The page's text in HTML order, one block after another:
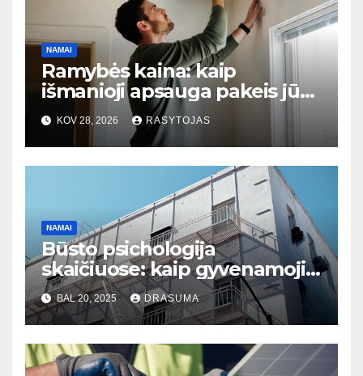
NAMAI
Ramybės kaina: kaip
išmanioji apsauga pakeis jūsų
atostogų įpročius
KOV 28, 2026 RASYTOJAS
NAMAI
Būsto psichologija
skaičiuose: kaip gyvenamoji
erdvė veikia mūsų psichinę
sveikatą ir gerovę
BAL 20, 2025 DRASUMA